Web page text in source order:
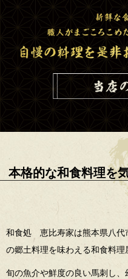
本格的な和食料理を
和食処 恵比寿家は熊本県八代
の郷土料理を味わえる和食料理
旬の魚介や鮮度の良い馬刺し